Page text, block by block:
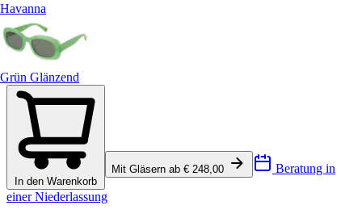
Havanna
Grün Glänzend
In den Warenkorb
Mit Gläsern ab € 248,00 Beratung in
einer Niederlassung